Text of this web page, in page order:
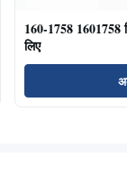
160-1758
लिए